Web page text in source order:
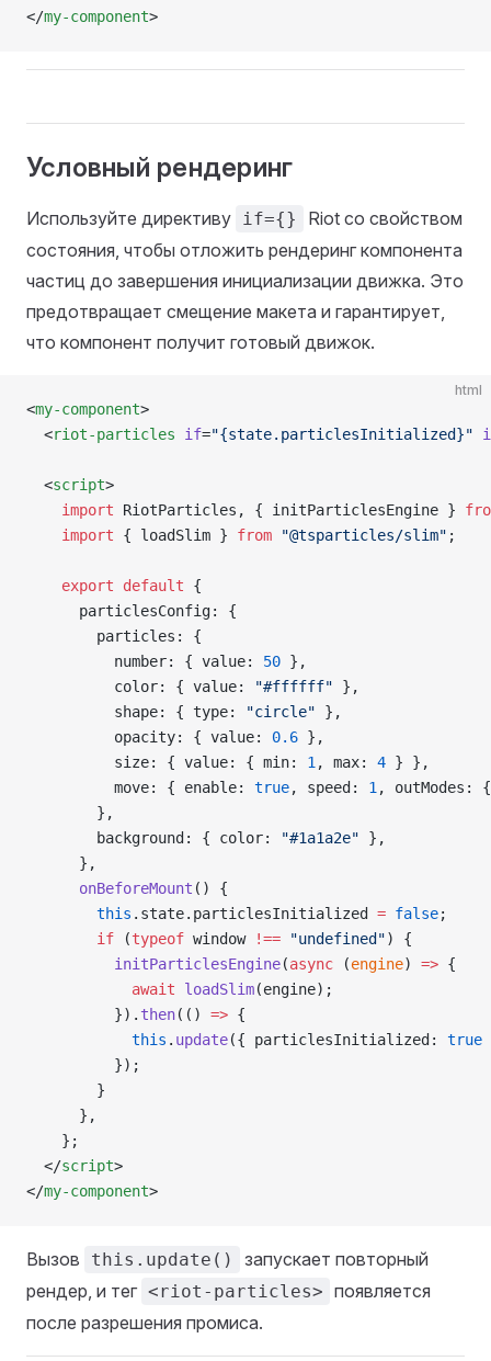
</my-component>
Условный рендеринг
Используйте директиву if={}
Riot со свойством
состояния, чтобы отложить рендеринг компонента
частиц до завершения инициализации движка. Это
предотвращает смещение макета и гарантирует,
что компонент получит готовый движок.
html
<my-component>
  <
riot-particles if="{state.particlesInitialized}"
  <
script>
    import
RiotParticles, { initParticlesEngine }
    import
{ loadSlim } from "@tsparticles/slim" ;
    export
default {
      particlesConfig: {
        particles: {
          number: { value:
50 },
          color: { value:
"#ffffff" },
          shape: { type:
"circle" },
          opacity: { value:
0.6 },
          size: { value: { min:
1 , max: 4 } },
          move: { enable:
true, speed: 1 ,
        },
        background: { color:
"#1a1a2e" },
      },
      onBeforeMount
() {
        this
.state.particlesInitialized = false;
        if
(typeof window !== "undefined") {
          initParticlesEngine
(async (engine) => {
            await
loadSlim(engine);
          }).
then(() => {
            this
. update({ particlesInitialized: true
          });
        }
      },
    };
  </
script>
</my-component>
Вызов this.update()
запускает повторный
рендер, и тег <riot-particles> появляется
после разрешения промиса.